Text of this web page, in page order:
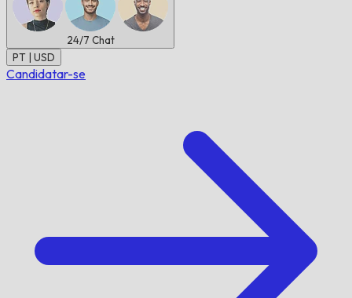
24/7 Chat
PT | USD
Candidatar-se